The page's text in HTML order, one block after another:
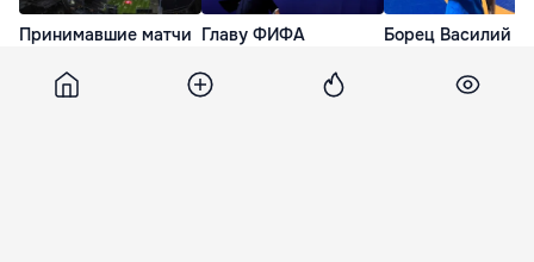
Принимавшие матчи
потребовали от
ФИФА обещанных
Главу ФИФА
с должности после
провала плана по
Борец Василий
золото на
международном